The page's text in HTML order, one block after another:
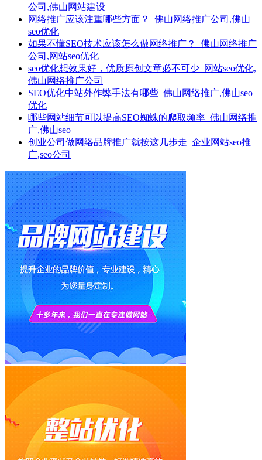
公司,佛山网站建设
网络推广应该注重哪些方面？_佛山网络推广公司,佛山
seo优化
如果不懂SEO技术应该怎么做网络推广？_佛山网络推广
公司,网站seo优化
seo优化想效果好，优质原创文章必不可少_网站seo优化,
佛山网络推广公司
SEO优化中站外作弊手法有哪些_佛山网络推广,佛山seo
优化
哪些网站细节可以提高SEO蜘蛛的爬取频率_佛山网络推
广,佛山seo
创业公司做网络品牌推广就按这几步走_企业网站seo推
广,seo公司